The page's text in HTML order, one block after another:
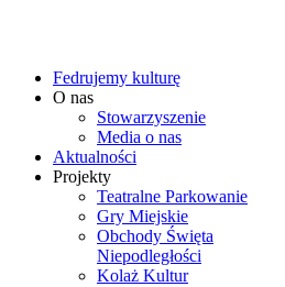
Fedrujemy kulturę
O nas
Stowarzyszenie
Media o nas
Aktualności
Projekty
Teatralne Parkowanie
Gry Miejskie
Obchody Święta
Niepodległości
Kolaż Kultur